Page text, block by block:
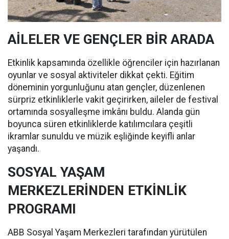
AİLELER VE GENÇLER BİR ARADA
Etkinlik kapsamında özellikle öğrenciler için hazırlanan
oyunlar ve sosyal aktiviteler dikkat çekti. Eğitim
döneminin yorgunluğunu atan gençler, düzenlenen
sürpriz etkinliklerle vakit geçirirken, aileler de festival
ortamında sosyalleşme imkânı buldu. Alanda gün
boyunca süren etkinliklerde katılımcılara çeşitli
ikramlar sunuldu ve müzik eşliğinde keyifli anlar
yaşandı.
SOSYAL YAŞAM
MERKEZLERİNDEN ETKİNLİK
PROGRAMI
ABB Sosyal Yaşam Merkezleri tarafından yürütülen